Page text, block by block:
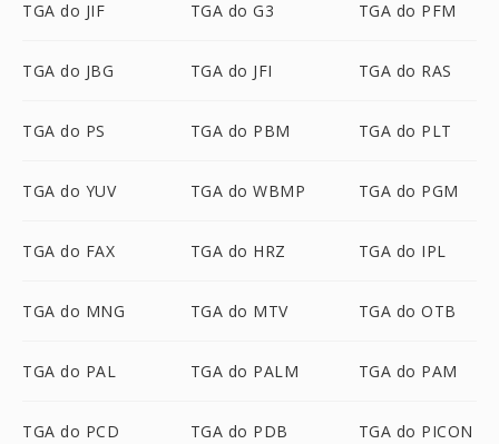
TGA do JIF TGA do G3 TGA do PFM
TGA do JBG TGA do JFI TGA do RAS
TGA do PS TGA do PBM TGA do PLT
TGA do YUV TGA do WBMP TGA do PGM
TGA do FAX TGA do HRZ TGA do IPL
TGA do MNG TGA do MTV TGA do OTB
TGA do PAL TGA do PALM TGA do PAM
TGA do PCD TGA do PDB TGA do PICON